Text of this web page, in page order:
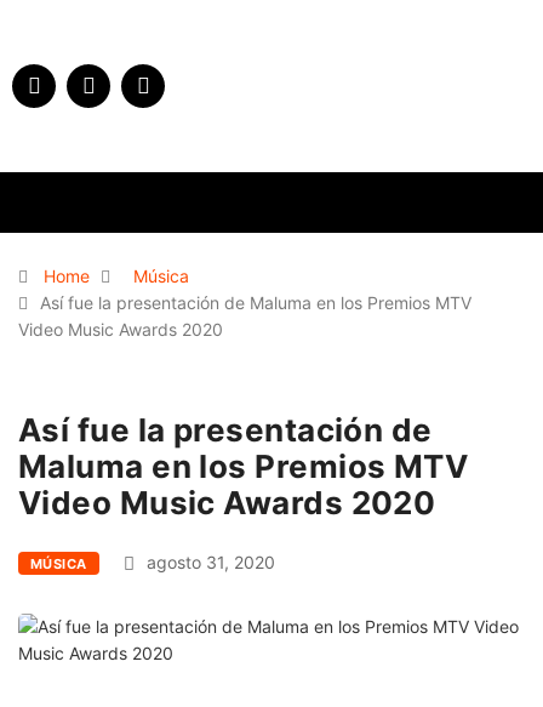
Home
Música
Así fue la presentación de Maluma en los Premios MTV
Video Music Awards 2020
Así fue la presentación de
Maluma en los Premios MTV
Video Music Awards 2020
MÚSICA agosto 31, 2020